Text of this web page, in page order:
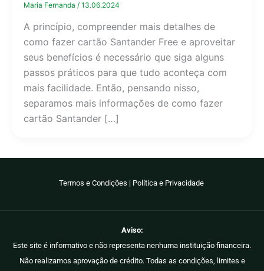
Maria Fernanda / 13.06.2024
A princípio, compreender mais detalhes de
como fazer cartão Santander Free e aproveitar
seus benefícios é necessário que siga alguns
passos práticos para que tudo aconteça com
mais facilidade. Então, pensando nisso,
separamos mais informações de como fazer
cartão Santander […]
Termos e Condições | Política e Privacidade
Aviso:
Este site é informativo e não representa nenhuma instituição financeira.
Não realizamos aprovação de crédito. Todas as condições, limites e